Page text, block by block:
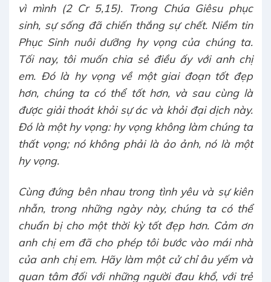
vì mình (2 Cr 5,15). Trong Chúa Giêsu phục
sinh, sự sống đã chiến thắng sự chết. Niềm tin
Phục Sinh nuôi dưỡng hy vọng của chúng ta.
Tối nay, tôi muốn chia sẻ điều ấy với anh chị
em. Đó là hy vọng về một giai đoạn tốt đẹp
hơn, chúng ta có thể tốt hơn, và sau cùng là
được giải thoát khỏi sự ác và khỏi đại dịch này.
Đó là một hy vọng: hy vọng không làm chúng ta
thất vọng; nó không phải là ảo ảnh, nó là một
hy vọng.
Cùng đứng bên nhau trong tình yêu và sự kiên
nhẫn, trong những ngày này, chúng ta có thể
chuẩn bị cho một thời kỳ tốt đẹp hơn. Cảm ơn
anh chị em đã cho phép tôi bước vào mái nhà
của anh chị em. Hãy làm một cử chỉ âu yếm và
quan tâm đối với những người đau khổ, với trẻ